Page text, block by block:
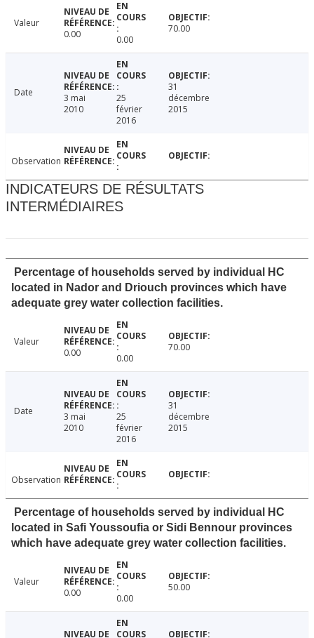
Valeur
0.00
0.00
70.00
Date
3 mai
2010
25
février
2016
31
décembre
2015
Observation
INDICATEURS DE RÉSULTATS
INTERMÉDIAIRES
Percentage of households served by individual HC
located in Nador and Driouch provinces which have
adequate grey water collection facilities.
Valeur
0.00
0.00
70.00
Date
3 mai
2010
25
février
2016
31
décembre
2015
Observation
Percentage of households served by individual HC
located in Safi Youssoufia or Sidi Bennour provinces
which have adequate grey water collection facilities.
Valeur
0.00
0.00
50.00